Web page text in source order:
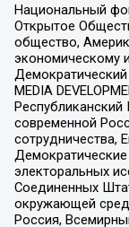
Национальный
Открытое
общество,
экономическому
MEDIA
Республиканский
современной
сотрудничества,
электоральных
Соединенных
окружающей
Россия,